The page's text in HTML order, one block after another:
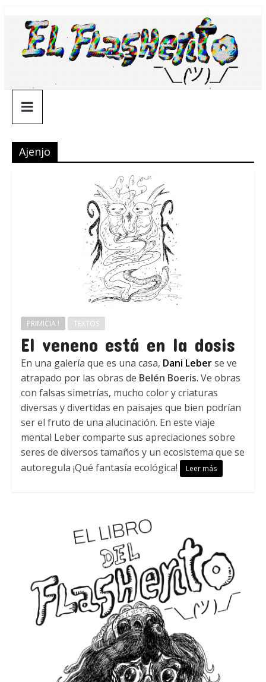
contenido
¯\_(ツ)_/
¯
Ajenjo
PRIMICIA ! TEXTOS
El veneno está en la dosis
En una galería que es una casa, Dani Leberse ve
atrapado por las obras de Belén Boeris. Ve obras
con falsas simetrías, mucho color y criaturas
diversas y divertidas en paisajes que bien podrían
ser el fruto de una alucinación. En este viaje
mental Leber comparte sus apreciaciones sobre
seres de diversos tamaños y un ecosistema que se
autoregula ¡Qué fantasía ecológica!
Leer más